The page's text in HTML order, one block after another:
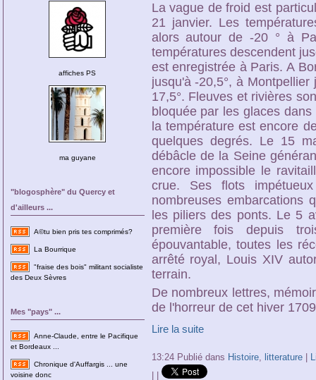
affiches PS
ma guyane
"blogosphère" du Quercy et
d'ailleurs ...
A©tu bien pris tes comprimés?
La Bourrique
"fraise des bois" militant socialiste
des Deux Sèvres
Mes "pays" ...
Anne-Claude, entre le Pacifique
et Bordeaux ...
Chronique d'Auffargis ... une
voisine donc
La vague de froid est
21 janvier. Les
alors autour de -20 ° à
températures descendent
est enregistrée à Paris. A
jusqu'à -20,5°, à
17,5°. Fleuves et rivières
bloquée par les glaces
la température est encore
quelques degrés. Le 15
débâcle de la Seine
encore impossible le
crue. Ses flots
nombreuses embarcations
les piliers des ponts. Le 5
première fois depuis
épouvantable, toutes les
arrêté royal, Louis XIV
terrain.
De nombreux lettres,
de l'horreur de cet hiver
Lire la suite
13:24 Publié dans Histoire, litterature|